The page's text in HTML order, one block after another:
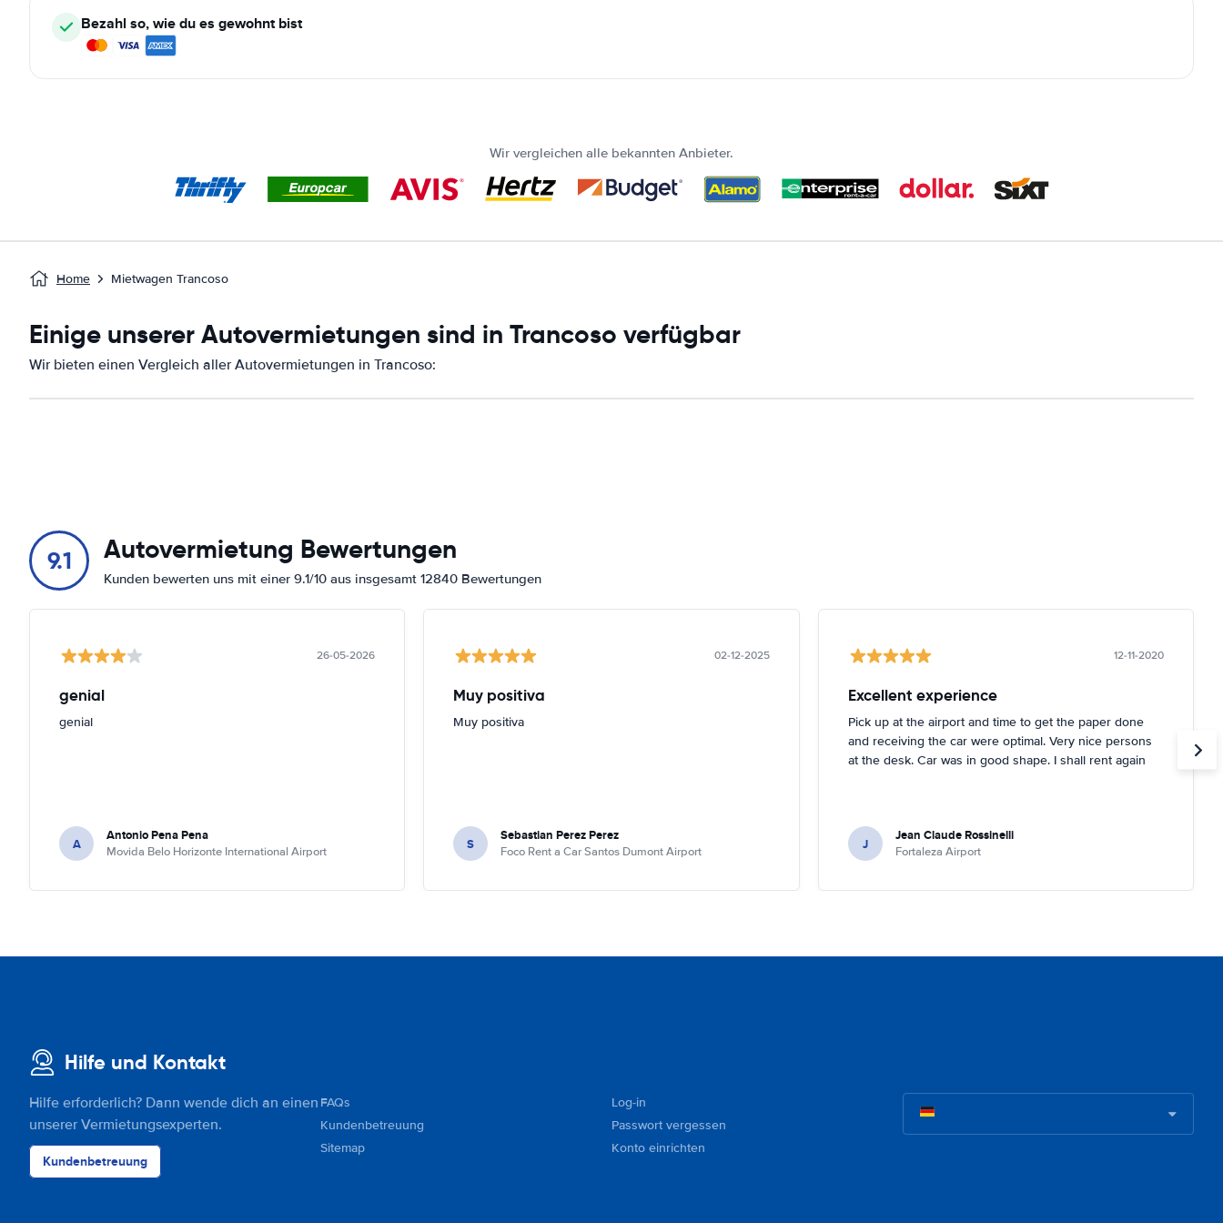
Bezahl so, wie du es gewohnt bist
Wir vergleichen alle bekannten Anbieter.
Home Mietwagen Trancoso
Einige unserer Autovermietungen sind in Trancoso verfügbar
Wir bieten einen Vergleich aller Autovermietungen in Trancoso:
9.1 Autovermietung Bewertungen
Kunden bewerten uns mit einer 9.1/10 aus insgesamt 12840 Bewertungen
26-05-2026
genial
genial
A Antonio Pena Pena
Movida Belo Horizonte International Airport
02-12-2025
Muy positiva
Muy positiva
S Sebastian Perez Perez
Foco Rent a Car Santos Dumont Airport
12-11-2020
Excellent experience
Pick up at the airport and time to get the paper done
and receiving the car were optimal. Very nice persons
at the desk. Car was in good shape. I shall rent again
J Jean Claude Rossinelli
Fortaleza Airport
Hilfe und Kontakt
Hilfe erforderlich? Dann wende dich an einen
unserer Vermietungsexperten.
Kundenbetreuung
FAQs
Kundenbetreuung
Sitemap
Log-in
Passwort vergessen
Konto einrichten